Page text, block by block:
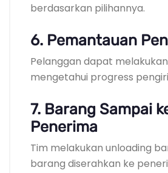
berdasarkan pilihannya.
6. Pemantauan
Pelanggan dapat
mengetahui progress
7. Barang Sampai
Penerima
Tim melakukan unloading
barang diserahkan ke